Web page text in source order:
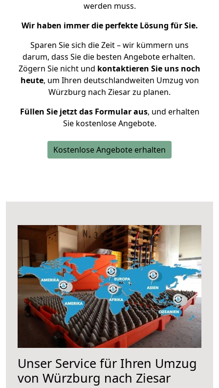
werden muss.
Wir haben immer die perfekte Lösung für Sie.
Sparen Sie sich die Zeit – wir kümmern uns
darum, dass Sie die besten Angebote erhalten.
Zögern Sie nicht und kontaktieren Sie uns noch
heute, um Ihren deutschlandweiten Umzug von
Würzburg nach Ziesar zu planen.
Füllen Sie jetzt das Formular aus, und erhalten
Sie kostenlose Angebote.
Kostenlose Angebote erhalten
Unser Service für Ihren Umzug
von Würzburg nach Ziesar